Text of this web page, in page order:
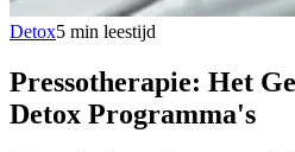
Detox5 min leestijd
Pressotherapie: Het
Detox Programma's